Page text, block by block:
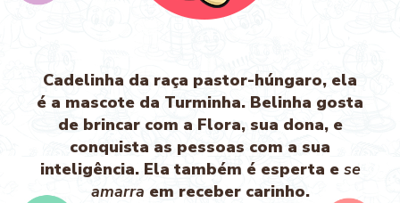
Cadelinha da raça pastor-húngaro, ela
é a mascote da Turminha. Belinha gosta
de brincar com a Flora, sua dona, e
conquista as pessoas com a sua
inteligência. Ela também é esperta e se
amarra em receber carinho.